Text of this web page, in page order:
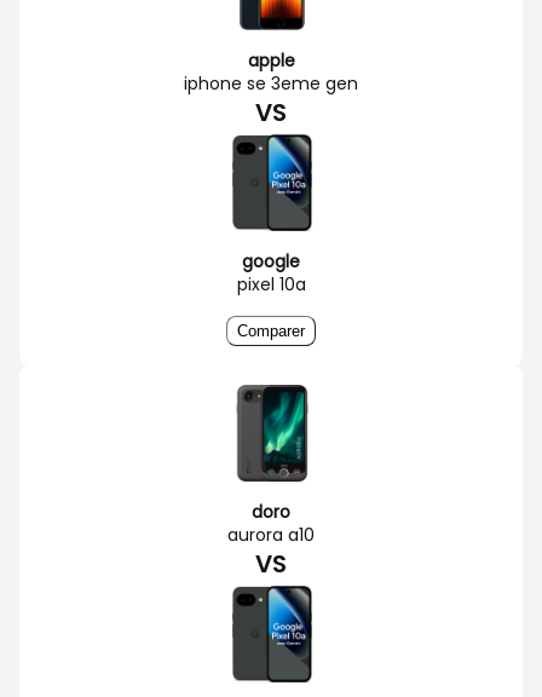
apple
iphone se 3eme gen
VS
google
pixel 10a
Comparer
doro
aurora a10
VS